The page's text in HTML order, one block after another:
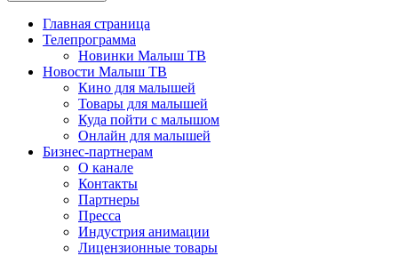
Главная страница
Телепрограмма
Новинки Малыш ТВ
Новости Малыш ТВ
Кино для малышей
Товары для малышей
Куда пойти с малышом
Онлайн для малышей
Бизнес-партнерам
О канале
Контакты
Партнеры
Пресса
Индустрия анимации
Лицензионные товары